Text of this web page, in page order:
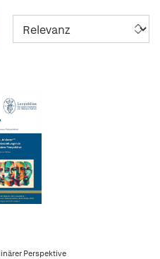
Perspektive